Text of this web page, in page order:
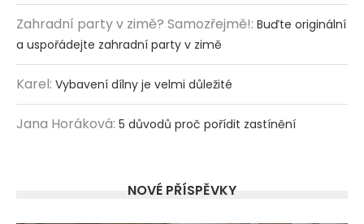
Zahradní party v zimě? Samozřejmě!: Buďte originální
a uspořádejte zahradní party v zimě
Karel: Vybavení dílny je velmi důležité
Jana Horáková: 5 důvodů proč pořídit zastínění
NOVÉ PŘÍSPĚVKY